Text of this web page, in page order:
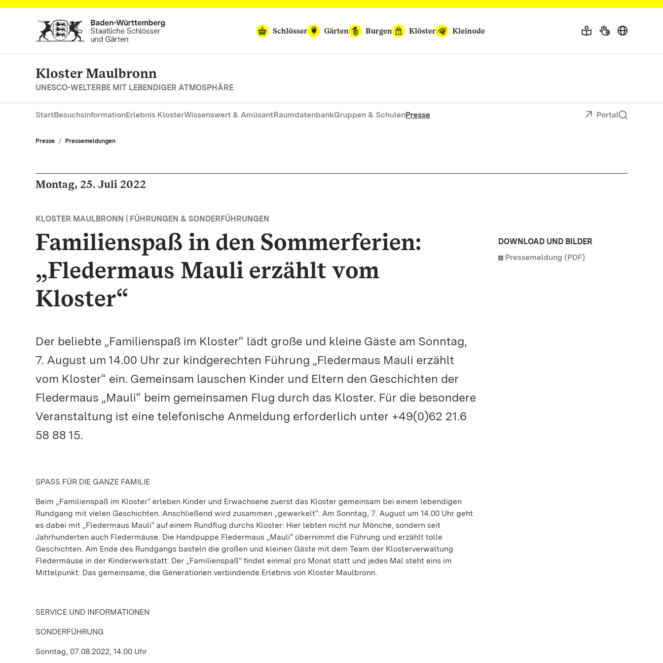
Zum Hauptinhalt springen
Schlösser
Gärten Burgen Klöster Kleinode
Kloster Maulbronn
UNESCO-WELTERBE MIT LEBENDIGER ATMOSPHÄRE
StartBesuchsinformationErlebnis KlosterWissenswert & AmüsantRaumdatenbankGruppen & SchulenPresse Portal
Presse Pressemeldungen
Montag, 25. Juli 2022
KLOSTER MAULBRONN | FÜHRUNGEN & SONDERFÜHRUNGEN
Familienspaß in den Sommerferien:
„Fledermaus Mauli erzählt vom
Kloster“
Der beliebte „Familienspaß im Kloster“ lädt große und kleine Gäste am Sonntag,
7. August um 14.00 Uhr zur kindgerechten Führung „Fledermaus Mauli erzählt
vom Kloster“ ein. Gemeinsam lauschen Kinder und Eltern den Geschichten der
Fledermaus „Mauli“ beim gemeinsamen Flug durch das Kloster. Für die besondere
Veranstaltung ist eine telefonische Anmeldung erforderlich unter +49(0)62 21.6
58 88 15.
SPASS FÜR DIE GANZE FAMILIE
Beim „Familienspaß im Kloster“ erleben Kinder und Erwachsene zuerst das Kloster gemeinsam bei einem lebendigen
Rundgang mit vielen Geschichten. Anschließend wird zusammen „gewerkelt“. Am Sonntag, 7. August um 14.00 Uhr geht
es dabei mit „Fledermaus Mauli“ auf einem Rundflug durchs Kloster: Hier lebten nicht nur Mönche, sondern seit
Jahrhunderten auch Fledermäuse. Die Handpuppe Fledermaus „Mauli“ übernimmt die Führung und erzählt tolle
Geschichten. Am Ende des Rundgangs basteln die großen und kleinen Gäste mit dem Team der Klosterverwaltung
Fledermäuse in der Kinderwerkstatt. Der „Familienspaß“ findet einmal pro Monat statt und jedes Mal steht eins im
Mittelpunkt: Das gemeinsame, die Generationen verbindende Erlebnis von Kloster Maulbronn.
SERVICE UND INFORMATIONEN
SONDERFÜHRUNG
Sonntag, 07.08.2022, 14.00 Uhr
DOWNLOAD UND BILDER
Pressemeldung (PDF)